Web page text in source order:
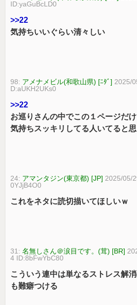
ID:yaGuBcLD0
>>22
気持ちいいぐらい清々しい
98: アメナメビル(和歌山県) [ﾆﾀﾞ] 2025/
D:aUKH2UKs0
>>22
お巡りさんの中でこの１ページだ
気持ちスッキリしてる人いてると思
24: アマンタジン(東京都) [JP] 2025/05/
0YJjB4O0
これをネタに読切描いてほしいｗ
31:名無しさん＠涙目です。(茸) [BR]
4 ID:8bFwYbC80
こういう連中は単なるストレス解
も難癖つける